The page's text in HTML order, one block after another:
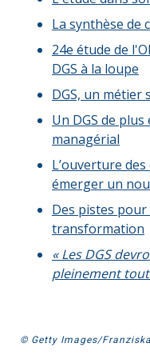
La synthèse de
24e étude de
DGS à la loupe
DGS, un métier
Un DGS de
managérial
L’ouverture
émerger un
Des pistes pour
transformation
« Les DGS
pleinement
© Getty Images/